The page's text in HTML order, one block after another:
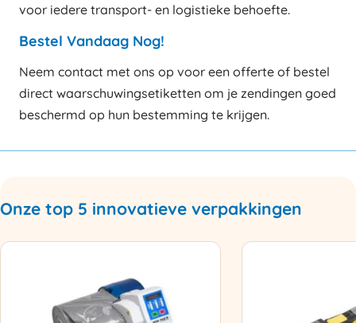
voor iedere transport- en logistieke behoefte.
Bestel Vandaag Nog!
Neem contact met ons op voor een offerte of bestel
direct waarschuwingsetiketten om je zendingen goed
beschermd op hun bestemming te krijgen.
Onze top 5 innovatieve verpakkingen